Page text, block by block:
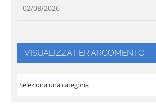
02/08/2026
VISUALIZZA PER ARGOMENTO